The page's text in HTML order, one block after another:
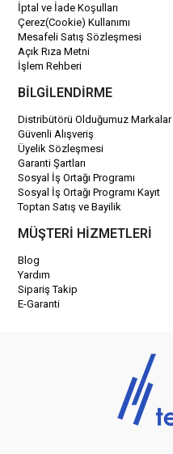
İptal ve İade Koşulları
Çerez(Cookie) Kullanımı
Mesafeli Satış Sözleşmesi
Açık Rıza Metni
İşlem Rehberi
BİLGİLENDİRME
Distribütörü Olduğumuz Markalar
Güvenli Alışveriş
Üyelik Sözleşmesi
Garanti Şartları
Sosyal İş Ortağı Programı
Sosyal İş Ortağı Programı Kayıt
Toptan Satış ve Bayilik
MÜŞTERİ HİZMETLERİ
Blog
Yardım
Sipariş Takip
E-Garanti